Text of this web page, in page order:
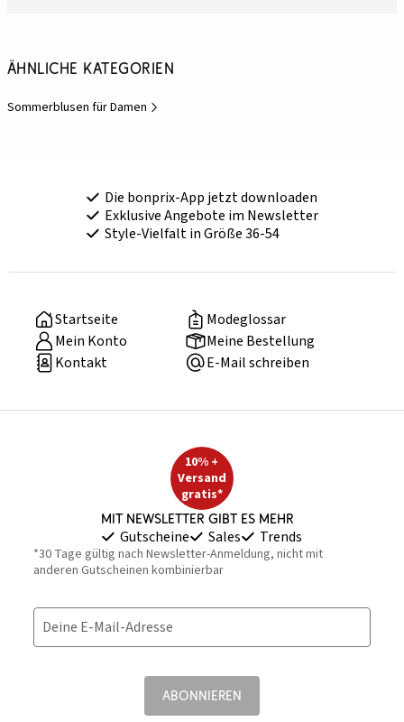
Ähnliche Kategorien
Sommerblusen für Damen
Die bonprix-App jetzt downloaden
Exklusive Angebote im Newsletter
Style-Vielfalt in Größe 36-54
Startseite
Modeglossar
Mein Konto
Meine Bestellung
Kontakt
E-Mail schreiben
10% +
Versand
gratis*
Mit Newsletter gibt es mehr
Gutscheine Sales Trends
*30 Tage gültig nach Newsletter-Anmeldung, nicht mit
anderen Gutscheinen kombinierbar
Deine E-Mail-Adresse
ABONNIEREN